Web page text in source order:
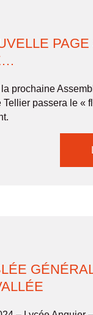
PAGE
la prochaine
Tellier passera le «